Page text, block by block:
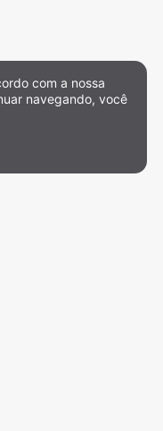
com a nossa
navegando, você